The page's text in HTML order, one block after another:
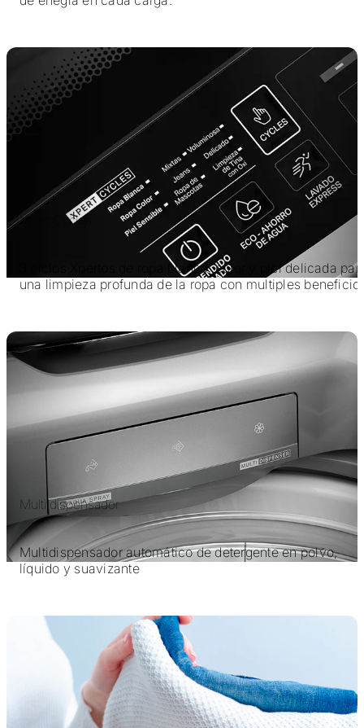
Xpert Cycles
3 ciclos Xpertos de ropa blanca, color y piel delicada
una limpieza profunda de la ropa con multiples
Multi dispensador
Multidispensador automático de detergente en polvo,
líquido y suavizante